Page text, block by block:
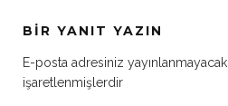
BIR YANIT YAZIN
E-posta adresiniz yayınlanmayacak.
işaretlenmişlerdir